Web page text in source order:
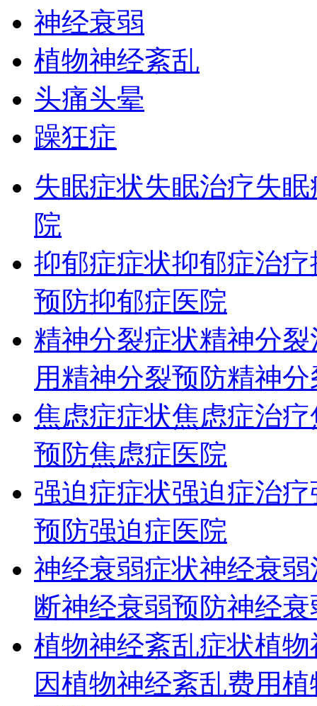
神经衰弱
植物神经紊乱
头痛头晕
躁狂症
失眠症状失眠治疗失
院
抑郁症症状抑郁症治疗
预防抑郁症医院
精神分裂症状精神分裂
用精神分裂预防精神
焦虑症症状焦虑症治疗
预防焦虑症医院
强迫症症状强迫症治疗
预防强迫症医院
神经衰弱症状神经衰弱
断神经衰弱预防神经
植物神经紊乱症状植物
因植物神经紊乱费用植